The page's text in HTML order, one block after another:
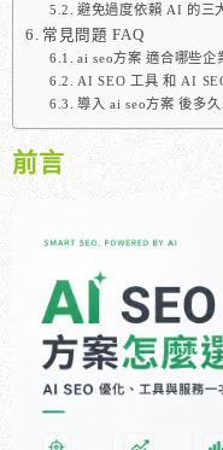
避免過度依賴 AI 的三
常見問題 FAQ
ai seo方案 適合哪些企
AI SEO 工具 和 AI
導入 ai seo方案 後多久
前言